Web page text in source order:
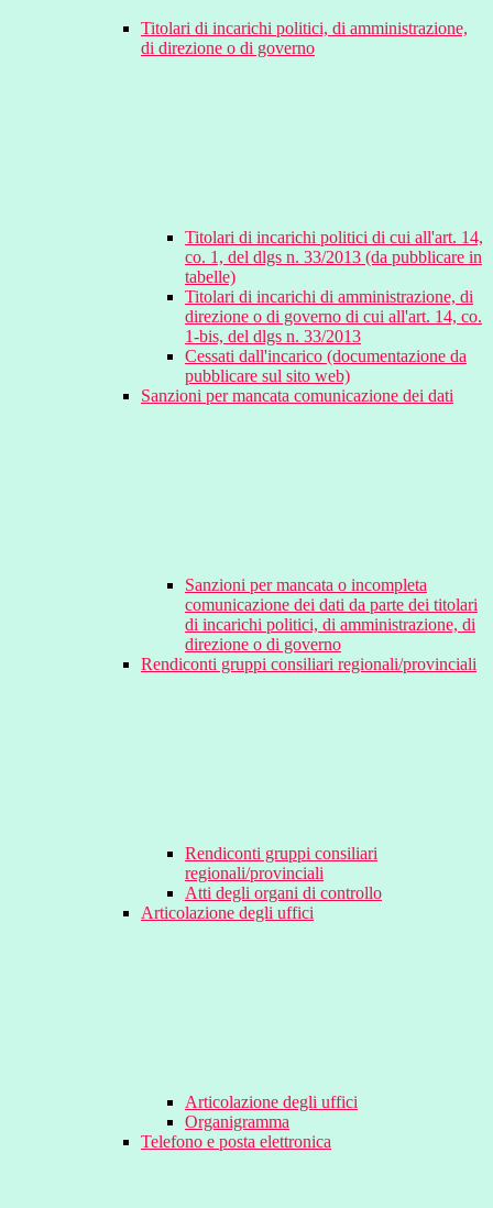
Titolari di incarichi politici, di amministrazione,
di direzione o di governo
Titolari di incarichi politici di cui all'art. 14,
co. 1, del dlgs n. 33/2013 (da pubblicare in
tabelle)
Titolari di incarichi di amministrazione, di
direzione o di governo di cui all'art. 14, co.
1-bis, del dlgs n. 33/2013
Cessati dall'incarico (documentazione da
pubblicare sul sito web)
Sanzioni per mancata comunicazione dei dati
Sanzioni per mancata o incompleta
comunicazione dei dati da parte dei titolari
di incarichi politici, di amministrazione, di
direzione o di governo
Rendiconti gruppi consiliari regionali/provinciali
Rendiconti gruppi consiliari
regionali/provinciali
Atti degli organi di controllo
Articolazione degli uffici
Articolazione degli uffici
Organigramma
Telefono e posta elettronica